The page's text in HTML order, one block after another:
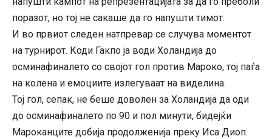
поразот, но тој не сакаше да го напушти тимот.
И во првиот следен натпревар се случува моментот
на турнирот. Коди Гакпо ја води Холандија до
осминафиналето со својот гол против Мароко, тој паѓа
на колена и емоциите излегуваат на виделина.
Тој гол, сепак, не беше доволен за Холандија да оди
до осминафиналето по 90 и пол минути, бидејќи
Мароканците добија продолженија преку Иса Диоп.